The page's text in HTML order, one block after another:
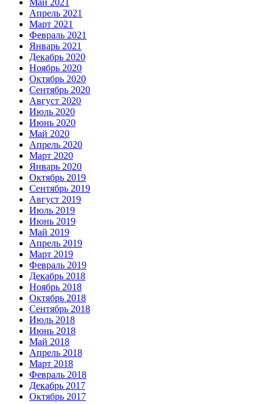
Апрель 2021
Март 2021
Февраль 2021
Январь 2021
Декабрь 2020
Ноябрь 2020
Октябрь 2020
Сентябрь 2020
Август 2020
Июль 2020
Июнь 2020
Май 2020
Апрель 2020
Март 2020
Январь 2020
Октябрь 2019
Сентябрь 2019
Август 2019
Июль 2019
Июнь 2019
Май 2019
Апрель 2019
Март 2019
Февраль 2019
Декабрь 2018
Ноябрь 2018
Октябрь 2018
Сентябрь 2018
Июль 2018
Июнь 2018
Май 2018
Апрель 2018
Март 2018
Февраль 2018
Декабрь 2017
Октябрь 2017